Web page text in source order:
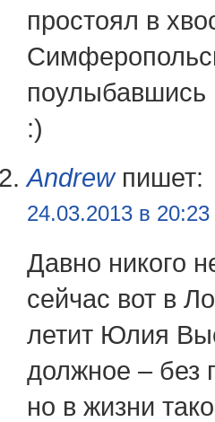
простоял в
поулыбавшись
:)
Andrewпишет:
24.03.2013 в 20:23
Давно никого
сейчас вот в
летит Юлия
должное – без
но в жизни